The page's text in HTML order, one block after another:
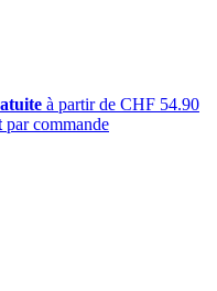
à partir de CHF 54.90
par commande